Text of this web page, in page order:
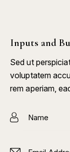
Inputs and
Sed ut
voluptatem
rem aperiam,